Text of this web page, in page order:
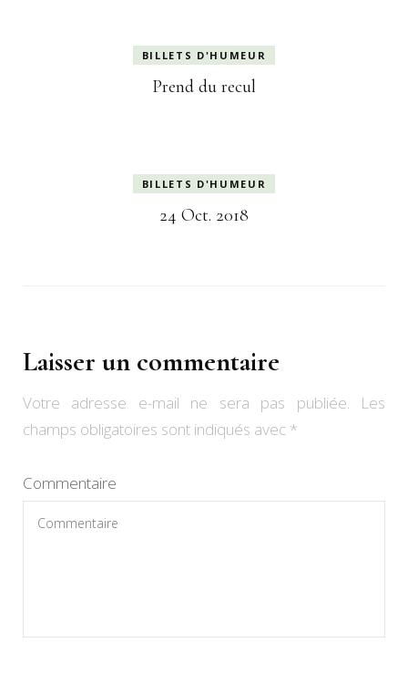
BILLETS D'HUMEUR
Prend du recul
BILLETS D'HUMEUR
24 Oct. 2018
Laisser un commentaire
Votre adresse e-mail ne sera pas publiée.
Les
champs obligatoires sont indiqués avec *
Commentaire